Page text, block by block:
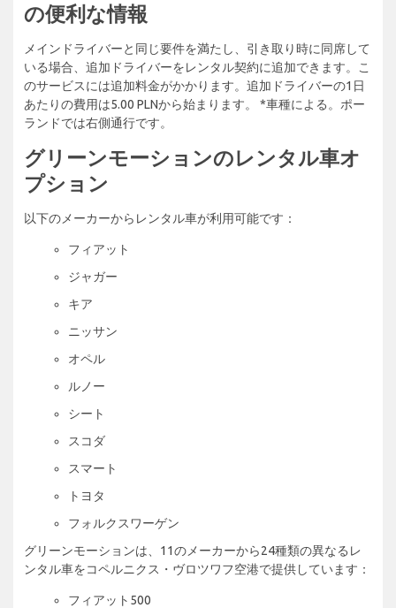
の便利な情報
メインドライバーと同じ要件を満たし、引き取り時に同席して
いる場合、追加ドライバーをレンタル契約に追加できます。こ
のサービスには追加料金がかかります。追加ドライバーの1日
あたりの費用は5.00 PLNから始まります。 *車種による。ポー
ランドでは右側通行です。
グリーンモーションのレンタル車オ
プション
以下のメーカーからレンタル車が利用可能です：
フィアット
ジャガー
キア
ニッサン
オペル
ルノー
シート
スコダ
スマート
トヨタ
フォルクスワーゲン
グリーンモーションは、11のメーカーから24種類の異なるレ
ンタル車をコペルニクス・ヴロツワフ空港で提供しています：
フィアット500